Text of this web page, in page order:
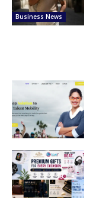
Business News